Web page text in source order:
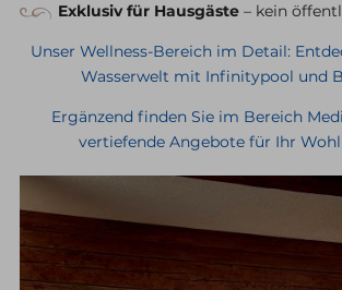
Exklusiv für Hausgäste – kein
Unser Wellness-Bereich im Detail:
Wasserwelt mit Infinitypool und
Ergänzend finden Sie im Bereich
vertiefende Angebote für Ihr